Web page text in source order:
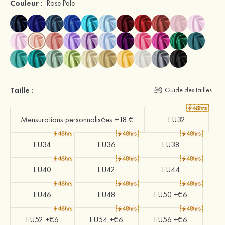
Couleur : Rose Pale
Taille : Guide des tailles
Mensurations personnalisées +18 € EU32
EU34 EU36 EU38
EU40 EU42 EU44
EU46 EU48 EU50 +€6
EU52 +€6 EU54 +€6 EU56 +€6